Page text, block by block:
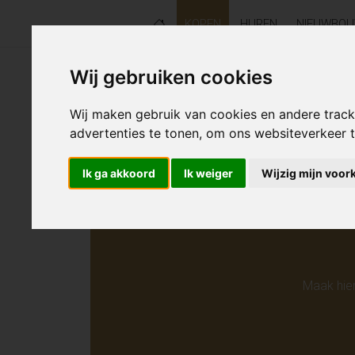
Wij gebruiken cookies
Wij maken gebruik van cookies en andere
advertenties te tonen, om ons websiteverkeer
Ik ga akkoord Ik weiger Wijzig mijn
KOPEN HUREN
Helaas
Maak